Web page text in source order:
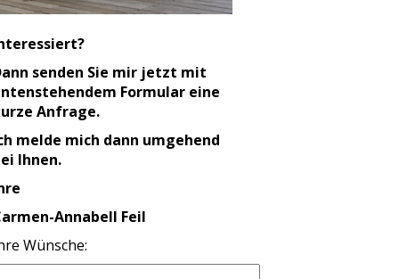
senden Sie mir jetzt mit
Formular eine
Anfrage.
melde mich dann umgehend
Ihnen.
Annabell Feil
Wünsche: